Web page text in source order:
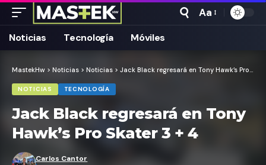
Tamaño
Aa
Noticias Tecnología Móviles
MastekHw > Noticias > Noticias > Jack Black regresará en Tony Hawk’s Pro Skater 3 + 4
NOTICIAS TECNOLOGÍA
Jack Black regresará en Tony
Hawk’s Pro Skater 3 + 4
Carlos Cantor